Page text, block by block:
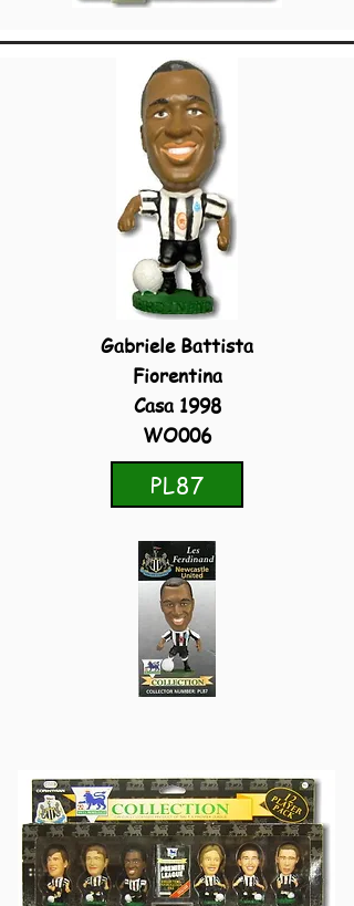
Gabriele Battista
Fiorentina
Casa 1998
WO006
PL87